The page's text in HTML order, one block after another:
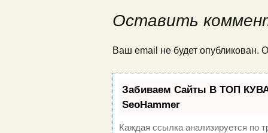
Оставить
Ваш email не будет опубликован.
Забиваем Сайты В ТОП
SeoHammer
Каждая ссылка анализируется по